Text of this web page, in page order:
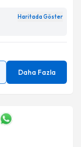
Haritada Göster
Daha Fazla